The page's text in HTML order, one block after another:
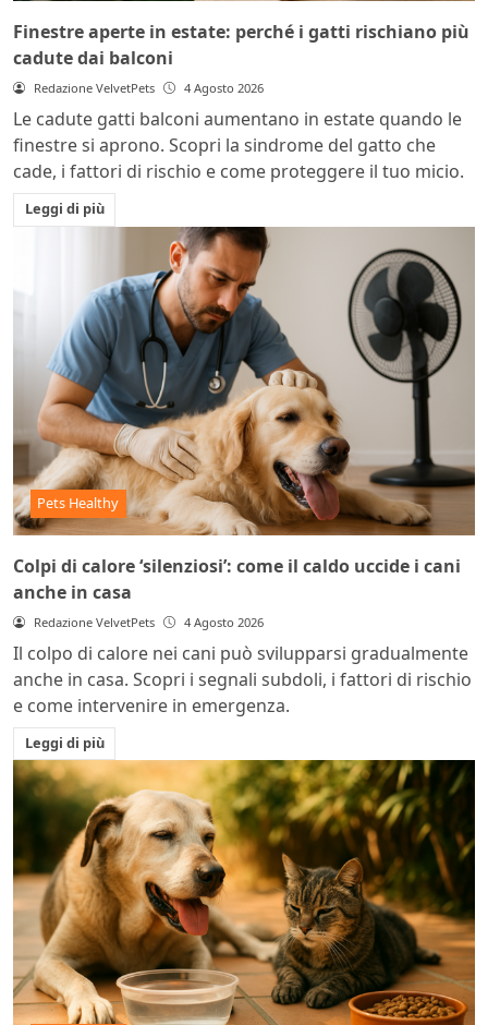
Finestre aperte in estate: perché i gatti rischiano più
cadute dai balconi
Redazione VelvetPets 4 Agosto 2026
Le cadute gatti balconi aumentano in estate quando le
finestre si aprono. Scopri la sindrome del gatto che
cade, i fattori di rischio e come proteggere il tuo micio.
Leggi di più
Pets Healthy
Colpi di calore ‘silenziosi’: come il caldo uccide i cani
anche in casa
Redazione VelvetPets 4 Agosto 2026
Il colpo di calore nei cani può svilupparsi gradualmente
anche in casa. Scopri i segnali subdoli, i fattori di rischio
e come intervenire in emergenza.
Leggi di più